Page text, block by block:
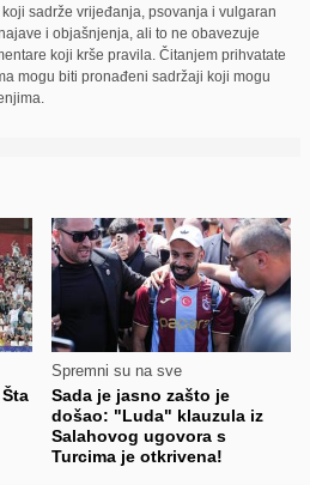
sadrže vrijeđanja, psovanja i vulgaran
i objašnjenja, ali to ne obavezuje
koji krše pravila. Čitanjem prihvatate
mogu biti pronađeni sadržaji koji mogu
Spremni su na sve
Sada je jasno zašto je
došao: "Luda" klauzula iz
Salahovog ugovora s
Turcima je otkrivena!